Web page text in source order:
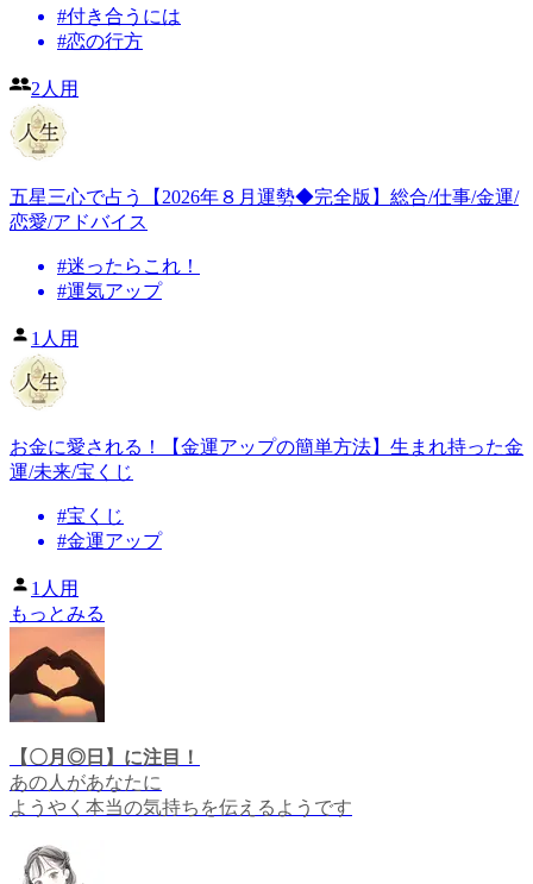
#付き合うには
#恋の行方
2人用
五星三心で占う【2026年８月運勢◆完全版】総合/仕事/金運/
恋愛/アドバイス
#迷ったらこれ！
#運気アップ
1人用
お金に愛される！【金運アップの簡単方法】生まれ持った金
運/未来/宝くじ
#宝くじ
#金運アップ
1人用
もっとみる
【〇月◎日】に注目！
あの人があなたに
ようやく本当の気持ちを伝えるようです